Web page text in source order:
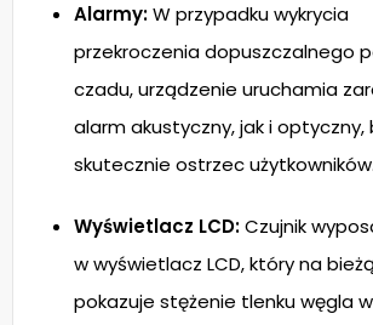
Alarmy:W przypadku wykrycia
przekroczenia dopuszczalnego
czadu, urządzenie uruchamia
alarm akustyczny, jak i optyczny,
skutecznie ostrzec użytkowników.
Wyświetlacz LCD:Czujnik
w wyświetlacz LCD, który na
pokazuje stężenie tlenku węgla w